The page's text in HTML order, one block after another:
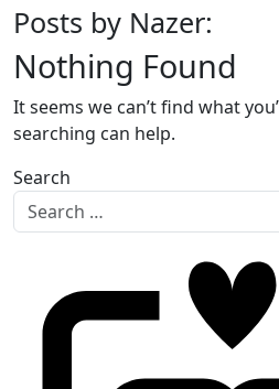
Posts by Nazer:
Nothing Found
It seems we can’t find what
searching can help.
Search